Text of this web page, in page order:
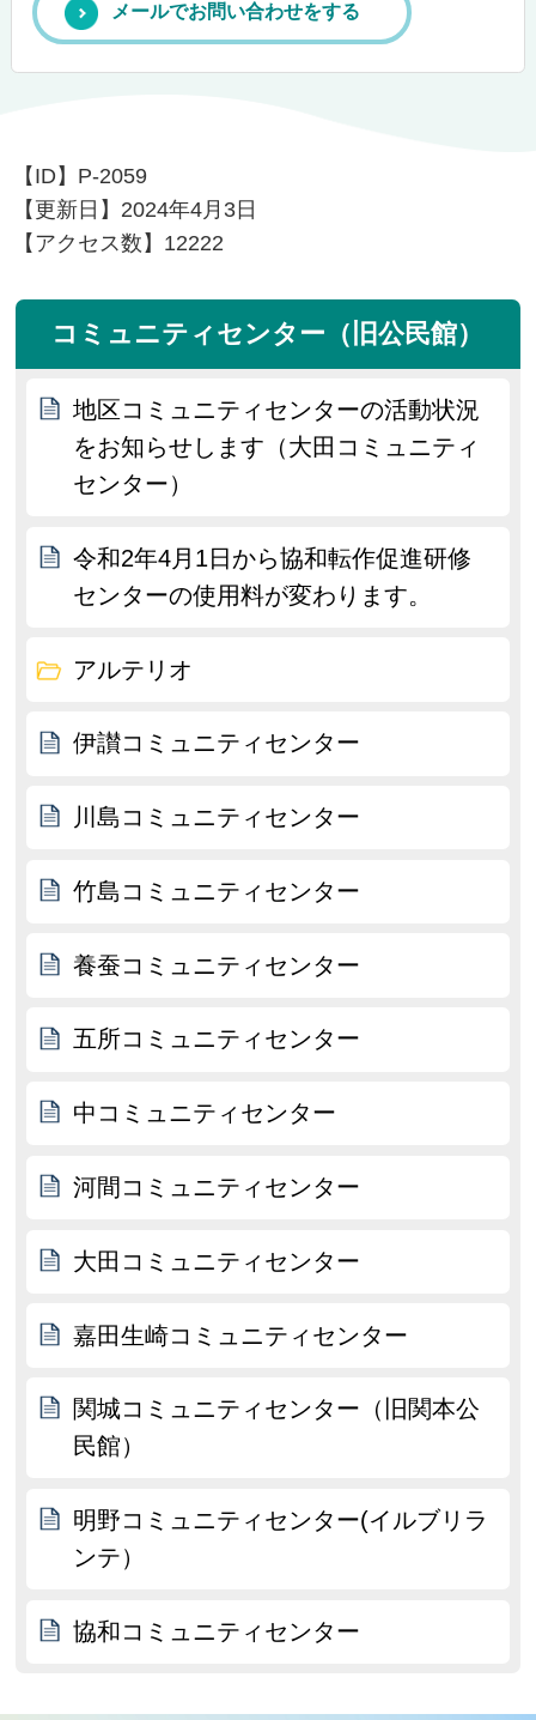
メールでお問い合わせをする
【ID】 P-2059
【更新日】 2024年4月3日
【アクセス数】 12222
コミュニティセンター（旧公民館）
地区コミュニティセンターの活動状況
をお知らせします（大田コミュニティ
センター）
令和2年4月1日から協和転作促進研修
センターの使用料が変わります。
アルテリオ
伊讃コミュニティセンター
川島コミュニティセンター
竹島コミュニティセンター
養蚕コミュニティセンター
五所コミュニティセンター
中コミュニティセンター
河間コミュニティセンター
大田コミュニティセンター
嘉田生崎コミュニティセンター
関城コミュニティセンター（旧関本公
民館）
明野コミュニティセンター(イルブリラ
ンテ）
協和コミュニティセンター